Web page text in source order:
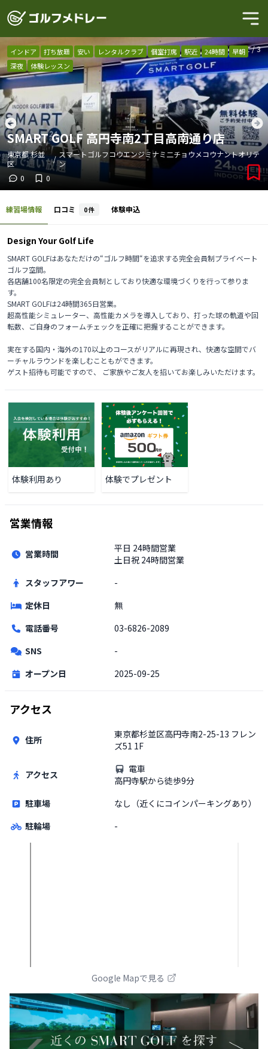
1/3
インドア 打ち放題 安い レンタルクラブ 個室打席 駅近 24時間
早朝
深夜
体験レッスン
SMART GOLF 高円寺南2丁目高南通り店
東京都杉並
区
/ スマートゴルフコウエンジミナミ二チョウメコウナントオリテ
ン
0
0
練習場情報 口コミ 0件 体験申込
Design Your Golf Life
SMART GOLFはあなただけの“ゴルフ時間“を追求する完全会員制プライベート
ゴルフ空間。
各店舗100名限定の完全会員制としており快適な環境づくりを行って参りま
す。
SMART GOLFは24時間365日営業。
超高性能シミュレーター、高性能カメラを導入しており、打った球の軌道や回
転数、ご自身のフォームチェックを正確に把握することができます。
実在する国内・海外の170以上のコースがリアルに再現され、快適な空間でバ
ーチャルラウンドを楽しむこともができます。
体験利用あり 体験でプレゼント
営業情報
営業時間 平日 24時間営業
土日祝 24時間営業
スタッフアワー
-
定休日
無
電話番号
03-6826-2089
SNS
-
オープン日
2025-09-25
アクセス
住所
東京都杉並区高円寺南2-25-13 フレン
ズ51 1F
アクセス
電車
高円寺駅から徒歩9分
駐車場
なし（近くにコインパーキングあり）
駐輪場
-
Google Mapで見る